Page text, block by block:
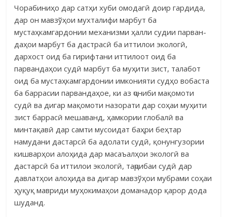
Чорабиниҳо дар сатҳи хуби омодагӣ доир гардида,
дар он мавзўҳои мухталифи марбут ба
мустаҳкамгардонии механизми ҳалли судии парван­
даҳои марбут ба дастрасӣ ба иттилои экологӣ,
дархост оид ба гирифтани иттилоот оид ба
парвандаҳои судӣ марбут ба муҳити зист, талабот
оид ба мустаҳкамгардонии имконияти судҳо вобаста
ба баррасии парвандаҳое, ки аз ҷониби мақомоти
судӣ ва дигар мақомоти назорати дар соҳаи муҳити
зист баррасӣ мешаванд, ҳамкории глобалӣ ва
минтақавӣ дар самти мусои­дат баҳри беҳтар
намудани дастарсӣ ба адолати судӣ, қонунгузории
кишварҳои алоҳида дар масаъалҳои экологӣ ва
дастарсӣ ба иттилои экологӣ, таҷрибаи судӣ дар
давлатҳои алоҳида ва дигар мавзўҳои мубрами соҳаи
ҳуқуқ мавриди муҳокимаҳои доманадор қарор дода
шуданд.